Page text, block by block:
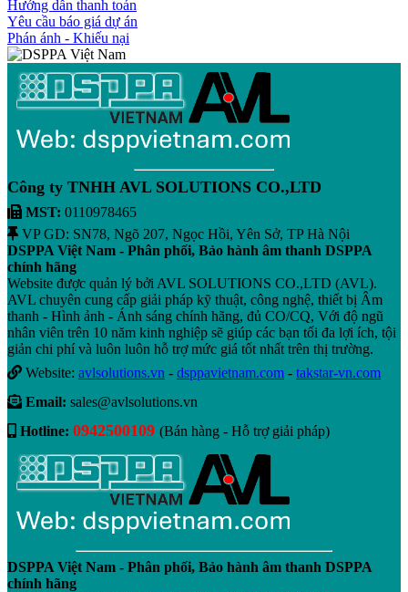
Hướng dẫn thanh toán
Yêu cầu báo giá dự án
Phán ánh - Khiếu nại
Công ty TNHH AVL SOLUTIONS CO.,LTD
MST: 0110978465
VP GD: SN78, Ngõ 207, Ngọc Hồi, Yên Sở, TP Hà Nội
DSPPA Việt Nam - Phân phối, Bảo hành âm thanh DSPPA
chính hãng
Website được quản lý bởi AVL SOLUTIONS CO.,LTD (AVL).
AVL chuyên cung cấp giải pháp kỹ thuật, công nghệ, thiết bị Âm
thanh - Hình ảnh - Ánh sáng chính hãng, đủ CO/CQ, Với độ ngũ
nhân viên trên 10 năm kinh nghiệp sẽ giúp các bạn tối đa lợi ích, tội
giản chi phí và luôn luôn hỗ trợ mức giá tốt nhất trên thị trường.
Website: avlsolutions.vn - dsppavietnam.com - takstar-vn.com
Email: sales@avlsolutions.vn
Hotline: 0942500109 (Bán hàng - Hỗ trợ giải pháp)
DSPPA Việt Nam - Phân phối, Bảo hành âm thanh DSPPA
chính hãng